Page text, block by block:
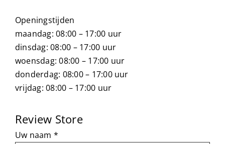
Openingstijden
maandag: 08:00 – 17:00 uur
dinsdag: 08:00 – 17:00 uur
woensdag: 08:00 – 17:00 uur
donderdag: 08:00 – 17:00 uur
vrijdag: 08:00 – 17:00 uur
Review Store
Uw naam *